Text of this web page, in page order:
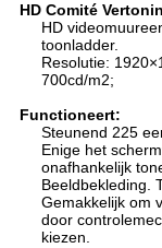
HD Comité
HD
toonladder.
Resolutie:
700cd/m2;
Functioneert:
Steunend 225
Enige het
onafhankelijk
Beeldbekleding.
Gemakkelijk om
door
kiezen.